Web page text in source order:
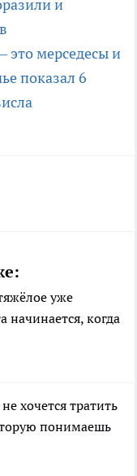
и
это мерседесы и
показал 6
уже
начинается, когда
хочется тратить
понимаешь